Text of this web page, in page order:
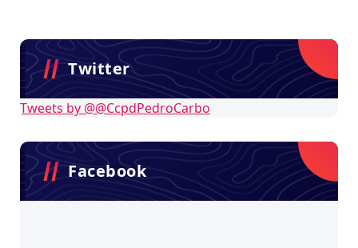
Twitter
Tweets by @@CcpdPedroCarbo
Facebook